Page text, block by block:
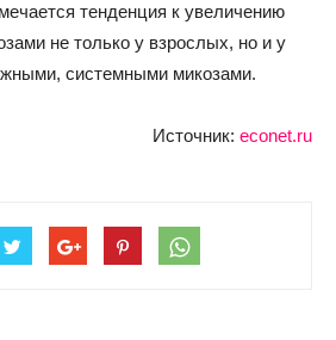
тенденция к увеличению
не только у взрослых, но и у
системными микозами.
Источник: econet.ru